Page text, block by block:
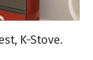
K-Stove.